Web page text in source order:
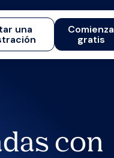
una
Comienza
gratis
con